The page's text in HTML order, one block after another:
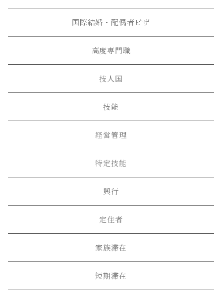
国際結婚・配偶者ビザ
高度専門職
技人国
技能
経営管理
特定技能
興行
定住者
家族滞在
短期滞在